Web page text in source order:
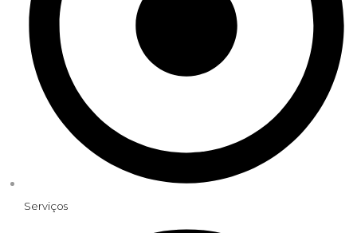
Serviços